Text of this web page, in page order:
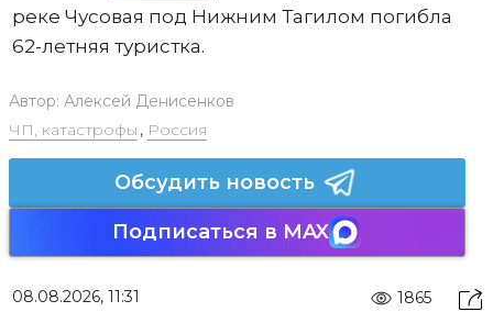
реке Чусовая под Нижним Тагилом погибла
62-летняя туристка.
Автор: Алексей Денисенков
ЧП, катастрофы , Россия
Обсудить новость
Подписаться в MAX
08.08.2026, 11:31 1865